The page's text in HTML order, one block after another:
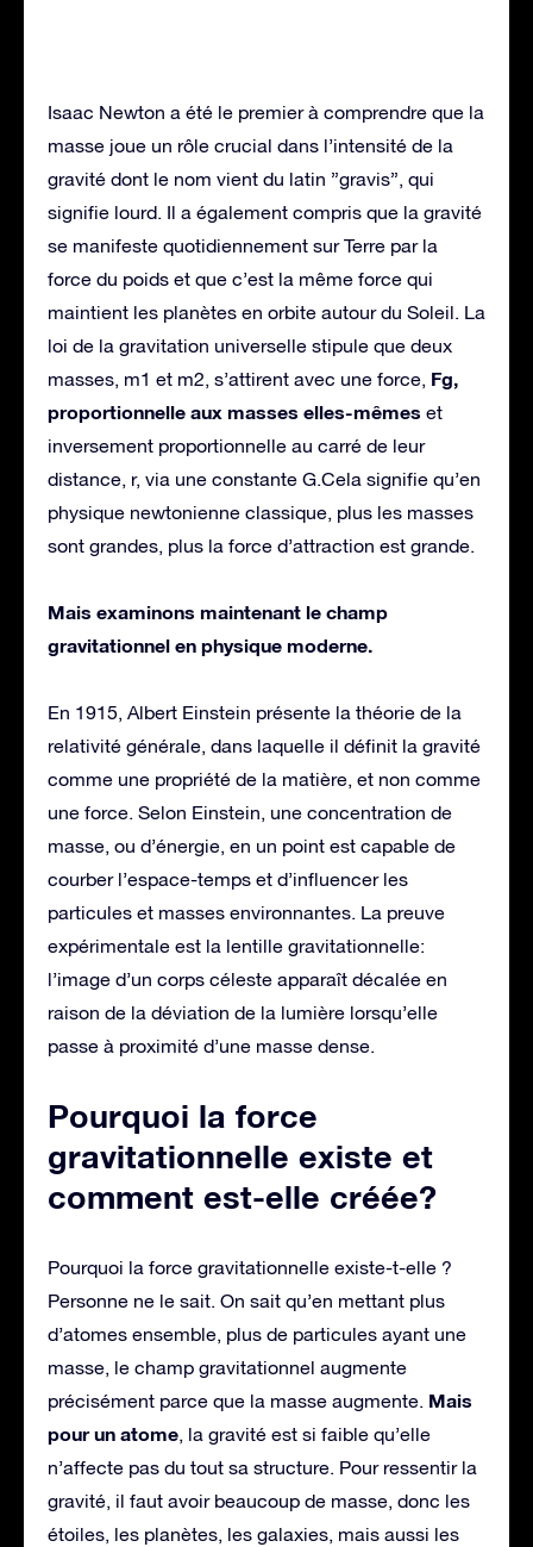
Isaac Newton a été le premier à comprendre que la
masse joue un rôle crucial dans l’intensité de la
gravité dont le nom vient du latin ”gravis”, qui
signifie lourd. Il a également compris que la gravité
se manifeste quotidiennement sur Terre par la
force du poids et que c’est la même force qui
maintient les planètes en orbite autour du Soleil. La
loi de la gravitation universelle stipule que deux
masses, m1 et m2, s’attirent avec une force, Fg,
proportionnelle aux masses elles-mêmes et
inversement proportionnelle au carré de leur
distance, r, via une constante G.Cela signifie qu’en
physique newtonienne classique, plus les masses
sont grandes, plus la force d’attraction est grande.
Mais examinons maintenant le champ
gravitationnel en physique moderne.
En 1915, Albert Einstein présente la théorie de la
relativité générale, dans laquelle il définit la gravité
comme une propriété de la matière, et non comme
une force. Selon Einstein, une concentration de
masse, ou d’énergie, en un point est capable de
courber l’espace-temps et d’influencer les
particules et masses environnantes. La preuve
expérimentale est la lentille gravitationnelle:
l’image d’un corps céleste apparaît décalée en
raison de la déviation de la lumière lorsqu’elle
passe à proximité d’une masse dense.
Pourquoi la force
gravitationnelle existe et
comment est-elle créée?
Pourquoi la force gravitationnelle existe-t-elle ?
Personne ne le sait. On sait qu’en mettant plus
d’atomes ensemble, plus de particules ayant une
masse, le champ gravitationnel augmente
précisément parce que la masse augmente. Mais
pour un atome, la gravité est si faible qu’elle
n’affecte pas du tout sa structure. Pour ressentir la
gravité, il faut avoir beaucoup de masse, donc les
étoiles, les planètes, les galaxies, mais aussi les